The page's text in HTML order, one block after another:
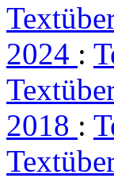
2024 :
2018 :